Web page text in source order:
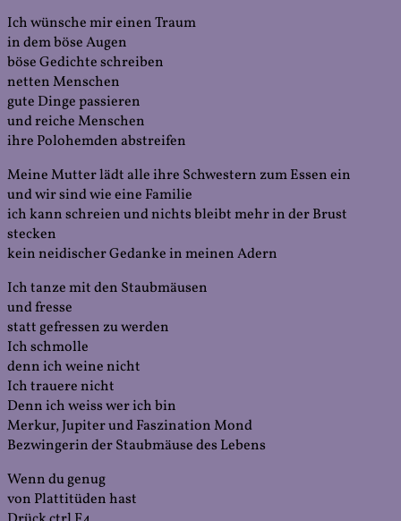
Ich wünsche mir einen Traum
in dem böse Augen
böse Gedichte schreiben
netten Menschen
gute Dinge passieren
und reiche Menschen
ihre Polohemden abstreifen
Meine Mutter lädt alle ihre Schwestern zum Essen ein
und wir sind wie eine Familie
ich kann schreien und nichts bleibt mehr in der Brust
stecken
kein neidischer Gedanke in meinen Adern
Ich tanze mit den Staubmäusen
und fresse
statt gefressen zu werden
Ich schmolle
denn ich weine nicht
Ich trauere nicht
Denn ich weiss wer ich bin
Merkur, Jupiter und Faszination Mond
Bezwingerin der Staubmäuse des Lebens
Wenn du genug
von Plattitüden hast